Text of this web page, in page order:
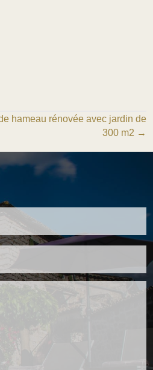
hameau rénovée avec jardin de
300 m2 →